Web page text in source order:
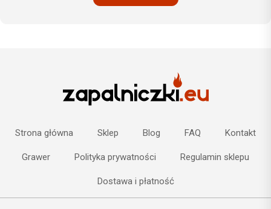
Strona główna Sklep Blog FAQ Kontakt
Grawer Polityka prywatności Regulamin sklepu
Dostawa i płatność